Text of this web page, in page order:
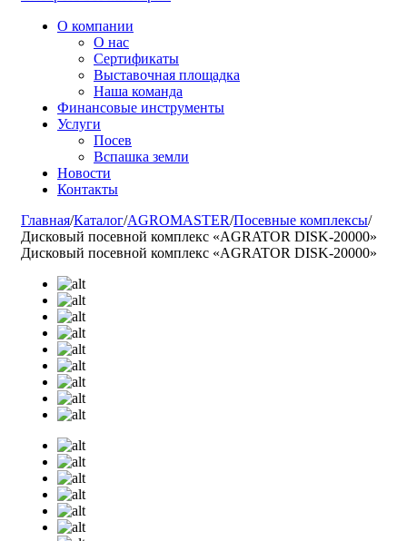
О компании
О нас
Сертификаты
Выставочная площадка
Наша команда
Финансовые инструменты
Услуги
Посев
Вспашка земли
Новости
Контакты
Главная/Каталог/AGROMASTER/Посевные комплексы/
Дисковый посевной комплекс «AGRATOR DISK-20000»
Дисковый посевной комплекс «AGRATOR DISK-20000»